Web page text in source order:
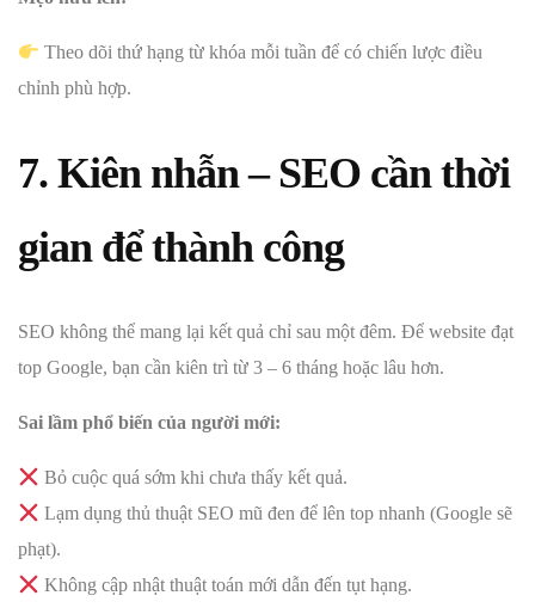
Theo dõi thứ hạng từ khóa mỗi tuần để có chiến lược điều
chỉnh phù hợp.
7. Kiên nhẫn – SEO cần thời
gian để thành công
SEO không thể mang lại kết quả chỉ sau một đêm. Để website đạt
top Google, bạn cần kiên trì từ 3 – 6 tháng hoặc lâu hơn.
Sai lầm phổ biến của người mới:
Bỏ cuộc quá sớm khi chưa thấy kết quả.
Lạm dụng thủ thuật SEO mũ đen để lên top nhanh (Google sẽ
phạt).
Không cập nhật thuật toán mới dẫn đến tụt hạng.